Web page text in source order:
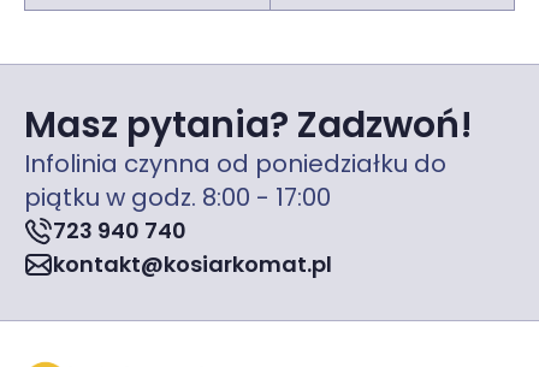
Masz pytania? Zadzwoń!
Infolinia czynna od poniedziałku do
piątku w godz. 8:00 - 17:00
723 940 740
kontakt@kosiarkomat.pl